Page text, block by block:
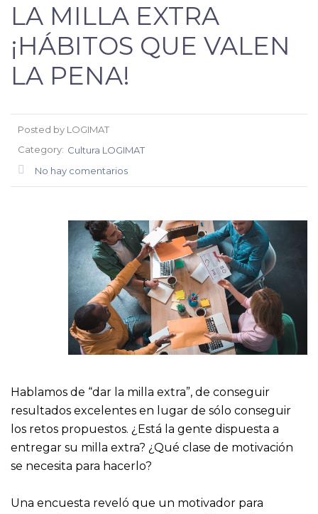
LA MILLA EXTRA
¡HÁBITOS QUE VALEN
LA PENA!
Posted by LOGIMAT
Category: Cultura LOGIMAT
No hay comentarios
Hablamos de “dar la milla extra”, de conseguir
resultados excelentes en lugar de sólo conseguir
los retos propuestos. ¿Está la gente dispuesta a
entregar su milla extra? ¿Qué clase de motivación
se necesita para hacerlo?
Una encuesta reveló que un motivador para